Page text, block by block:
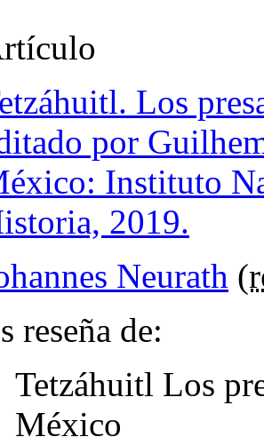
Los
por
Instituto
2019.
Neurath (
reseña de:
Tetzáhuitl Los
México